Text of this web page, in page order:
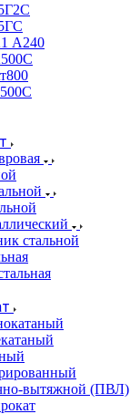
А240
стальной
вытяжной (ПВЛ)